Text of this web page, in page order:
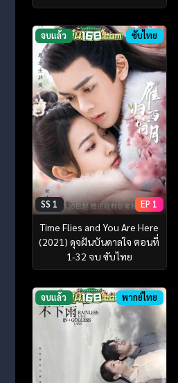
จบแล้ว ซับไทย
SS 1 EP 1
Time Flies and You Are Here
(2021) ดุจฝันบันดาลใจ ตอนที่
1-32 จบ ซับไทย
จบแล้ว พากย์ไทย